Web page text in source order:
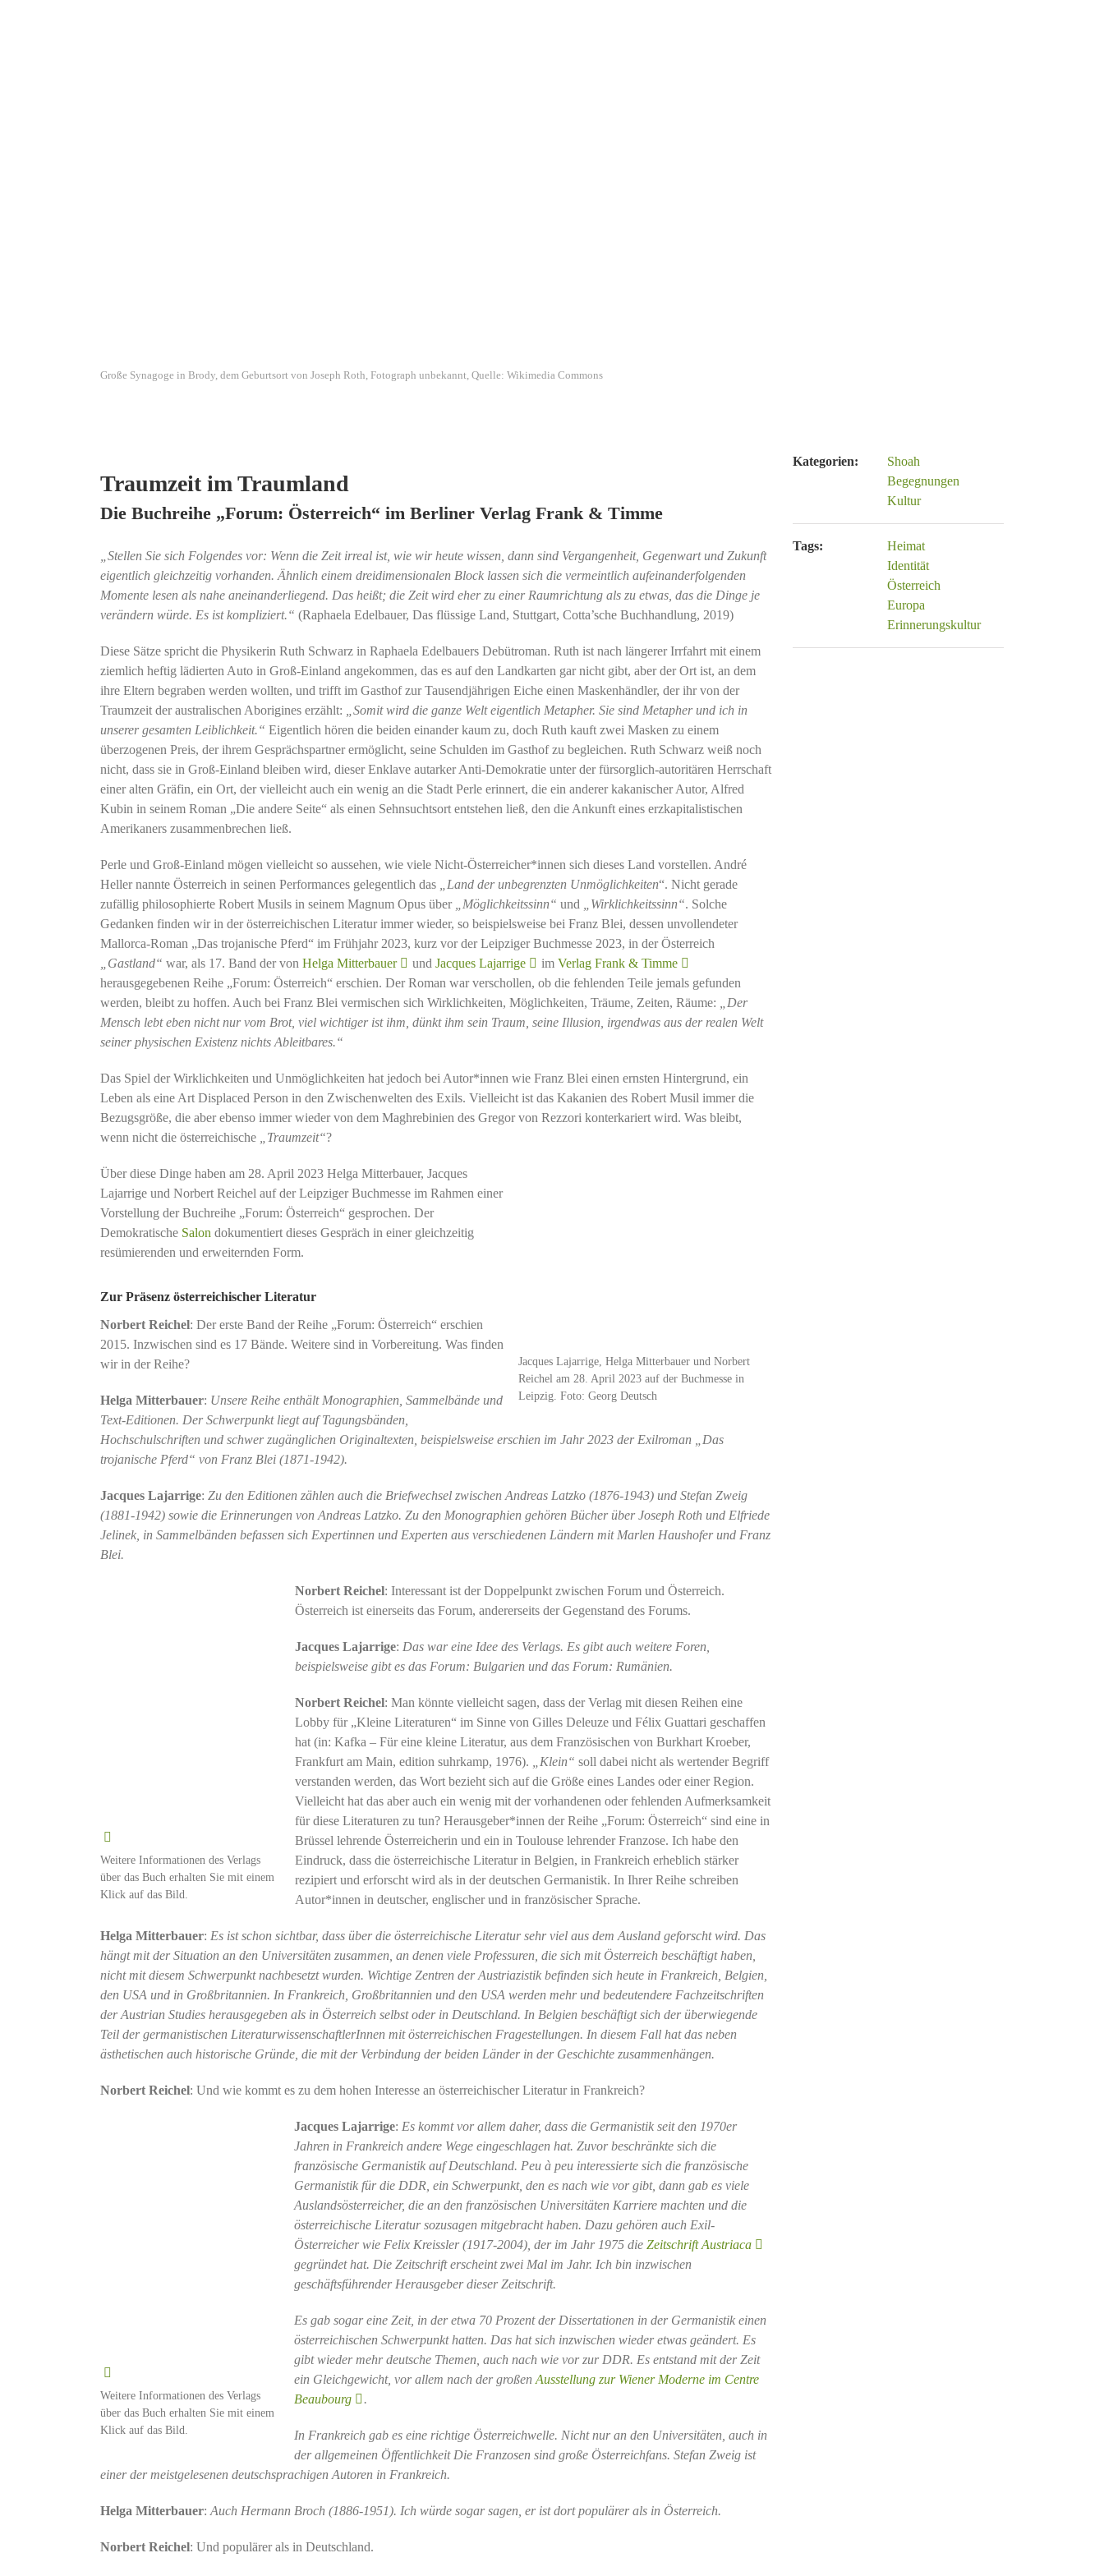
Große Synagoge in Brody, dem Geburtsort von Joseph Roth, Fotograph unbekannt, Quelle: Wikimedia Commons
Traumzeit im Traumland
Die Buchreihe „Forum: Österreich“ im Berliner Verlag Frank & Timme
„Stellen Sie sich Folgendes vor: Wenn die Zeit irreal ist, wie wir heute wissen, dann sind Vergangenheit, Gegenwart und Zukunft
eigentlich gleichzeitig vorhanden. Ähnlich einem dreidimensionalen Block lassen sich die vermeintlich aufeinanderfolgenden
Momente lesen als nahe aneinanderliegend. Das heißt; die Zeit wird eher zu einer Raumrichtung als zu etwas, das die Dinge je
verändern würde. Es ist kompliziert.“ (Raphaela Edelbauer, Das flüssige Land, Stuttgart, Cotta’sche Buchhandlung, 2019)
Diese Sätze spricht die Physikerin Ruth Schwarz in Raphaela Edelbauers Debütroman. Ruth ist nach längerer Irrfahrt mit einem
ziemlich heftig lädierten Auto in Groß-Einland angekommen, das es auf den Landkarten gar nicht gibt, aber der Ort ist, an dem
ihre Eltern begraben werden wollten, und trifft im Gasthof zur Tausendjährigen Eiche einen Maskenhändler, der ihr von der
Traumzeit der australischen Aborigines erzählt:
„Somit wird die ganze Welt eigentlich Metapher. Sie sind Metapher und ich in
unserer gesamten Leiblichkeit.“ Eigentlich hören die beiden einander kaum zu, doch Ruth kauft zwei Masken zu einem
überzogenen Preis, der ihrem Gesprächspartner ermöglicht, seine Schulden im Gasthof zu begleichen. Ruth Schwarz weiß noch
nicht, dass sie in Groß-Einland bleiben wird, dieser Enklave autarker Anti-Demokratie unter der fürsorglich-autoritären Herrschaft
einer alten Gräfin, ein Ort, der vielleicht auch ein wenig an die Stadt Perle erinnert, die ein anderer kakanischer Autor, Alfred
Kubin in seinem Roman „Die andere Seite“ als einen Sehnsuchtsort entstehen ließ, den die Ankunft eines erzkapitalistischen
Amerikaners zusammenbrechen ließ.
Perle und Groß-Einland mögen vielleicht so aussehen, wie viele Nicht-Österreicher*innen sich dieses Land vorstellen. André
Heller nannte Österreich in seinen Performances gelegentlich das
„Land der unbegrenzten Unmöglichkeiten“. Nicht gerade
zufällig philosophierte Robert Musils in seinem Magnum Opus über
„Möglichkeitssinn“ und „Wirklichkeitssinn“. Solche
Gedanken finden wir in der österreichischen Literatur immer wieder, so beispielsweise bei Franz Blei, dessen unvollendeter
Mallorca-Roman „Das trojanische Pferd“ im Frühjahr 2023, kurz vor der Leipziger Buchmesse 2023, in der Österreich
„Gastland“ war, als 17. Band der von Helga Mitterbauer und Jacques Lajarrige im Verlag Frank & Timme
herausgegebenen Reihe „Forum: Österreich“ erschien. Der Roman war verschollen, ob die fehlenden Teile jemals gefunden
werden, bleibt zu hoffen. Auch bei Franz Blei vermischen sich Wirklichkeiten, Möglichkeiten, Träume, Zeiten, Räume:
„Der
Mensch lebt eben nicht nur vom Brot, viel wichtiger ist ihm, dünkt ihm sein Traum, seine Illusion, irgendwas aus der realen Welt
seiner physischen Existenz nichts Ableitbares.“
Das Spiel der Wirklichkeiten und Unmöglichkeiten hat jedoch bei Autor*innen wie Franz Blei einen ernsten Hintergrund, ein
Leben als eine Art Displaced Person in den Zwischenwelten des Exils. Vielleicht ist das Kakanien des Robert Musil immer die
Bezugsgröße, die aber ebenso immer wieder von dem Maghrebinien des Gregor von Rezzori konterkariert wird. Was bleibt,
wenn nicht die österreichische
„Traumzeit“?
Jacques Lajarrige, Helga Mitterbauer und Norbert
Reichel am 28. April 2023 auf der Buchmesse in
Leipzig. Foto: Georg Deutsch
Über diese Dinge haben am 28. April 2023 Helga Mitterbauer, Jacques
Lajarrige und Norbert Reichel auf der Leipziger Buchmesse im Rahmen einer
Vorstellung der Buchreihe „Forum: Österreich“ gesprochen. Der
Demokratische Salon dokumentiert dieses Gespräch in einer gleichzeitig
resümierenden und erweiternden Form.
Zur Präsenz österreichischer Literatur
Norbert Reichel: Der erste Band der Reihe „Forum: Österreich“ erschien
2015. Inzwischen sind es 17 Bände. Weitere sind in Vorbereitung. Was finden
wir in der Reihe?
Helga Mitterbauer: Unsere Reihe enthält Monographien, Sammelbände und
Text-Editionen. Der Schwerpunkt liegt auf Tagungsbänden,
Hochschulschriften und schwer zugänglichen Originaltexten, beispielsweise erschien im Jahr 2023 der Exilroman „Das
trojanische Pferd“ von Franz Blei (1871-1942).
Jacques Lajarrige: Zu den Editionen zählen auch die Briefwechsel zwischen Andreas Latzko (1876-1943) und Stefan Zweig
(1881-1942) sowie die Erinnerungen von Andreas Latzko. Zu den Monographien gehören Bücher über Joseph Roth und Elfriede
Jelinek, in Sammelbänden befassen sich Expertinnen und Experten aus verschiedenen Ländern mit Marlen Haushofer und Franz
Blei.
Weitere Informationen des Verlags
über das Buch erhalten Sie mit einem
Klick auf das Bild.
Norbert Reichel: Interessant ist der Doppelpunkt zwischen Forum und Österreich.
Österreich ist einerseits das Forum, andererseits der Gegenstand des Forums.
Jacques Lajarrige: Das war eine Idee des Verlags. Es gibt auch weitere Foren,
beispielsweise gibt es das Forum: Bulgarien und das Forum: Rumänien.
Norbert Reichel: Man könnte vielleicht sagen, dass der Verlag mit diesen Reihen eine
Lobby für „Kleine Literaturen“ im Sinne von Gilles Deleuze und Félix Guattari geschaffen
hat (in: Kafka – Für eine kleine Literatur, aus dem Französischen von Burkhart Kroeber,
Frankfurt am Main, edition suhrkamp, 1976).
„Klein“ soll dabei nicht als wertender Begriff
verstanden werden, das Wort bezieht sich auf die Größe eines Landes oder einer Region.
Vielleicht hat das aber auch ein wenig mit der vorhandenen oder fehlenden Aufmerksamkeit
für diese Literaturen zu tun? Herausgeber*innen der Reihe „Forum: Österreich“ sind eine in
Brüssel lehrende Österreicherin und ein in Toulouse lehrender Franzose. Ich habe den
Eindruck, dass die österreichische Literatur in Belgien, in Frankreich erheblich stärker
rezipiert und erforscht wird als in der deutschen Germanistik. In Ihrer Reihe schreiben
Autor*innen in deutscher, englischer und in französischer Sprache.
Helga Mitterbauer: Es ist schon sichtbar, dass über die österreichische Literatur sehr viel aus dem Ausland geforscht wird. Das
hängt mit der Situation an den Universitäten zusammen, an denen viele Professuren, die sich mit Österreich beschäftigt haben,
nicht mit diesem Schwerpunkt nachbesetzt wurden. Wichtige Zentren der Austriazistik befinden sich heute in Frankreich, Belgien,
den USA und in Großbritannien. In Frankreich, Großbritannien und den USA werden mehr und bedeutendere Fachzeitschriften
der Austrian Studies herausgegeben als in Österreich selbst oder in Deutschland. In Belgien beschäftigt sich der überwiegende
Teil der germanistischen LiteraturwissenschaftlerInnen mit österreichischen Fragestellungen. In diesem Fall hat das neben
ästhetischen auch historische Gründe, die mit der Verbindung der beiden Länder in der Geschichte zusammenhängen.
Norbert Reichel: Und wie kommt es zu dem hohen Interesse an österreichischer Literatur in Frankreich?
Weitere Informationen des Verlags
über das Buch erhalten Sie mit einem
Klick auf das Bild.
Jacques Lajarrige: Es kommt vor allem daher, dass die Germanistik seit den 1970er
Jahren in Frankreich andere Wege eingeschlagen hat. Zuvor beschränkte sich die
französische Germanistik auf Deutschland. Peu à peu interessierte sich die französische
Germanistik für die DDR, ein Schwerpunkt, den es nach wie vor gibt, dann gab es viele
Auslandsösterreicher, die an den französischen Universitäten Karriere machten und die
österreichische Literatur sozusagen mitgebracht haben. Dazu gehören auch Exil-
Österreicher wie Felix Kreissler (1917-2004), der im Jahr 1975 die Zeitschrift Austriaca
gegründet hat. Die Zeitschrift erscheint zwei Mal im Jahr. Ich bin inzwischen
geschäftsführender Herausgeber dieser Zeitschrift.
Es gab sogar eine Zeit, in der etwa 70 Prozent der Dissertationen in der Germanistik einen
österreichischen Schwerpunkt hatten. Das hat sich inzwischen wieder etwas geändert. Es
gibt wieder mehr deutsche Themen, auch nach wie vor zur DDR. Es entstand mit der Zeit
ein Gleichgewicht, vor allem nach der großen Ausstellung zur Wiener Moderne im Centre
Beaubourg
.
In Frankreich gab es eine richtige Österreichwelle. Nicht nur an den Universitäten, auch in
der allgemeinen Öffentlichkeit Die Franzosen sind große Österreichfans. Stefan Zweig ist
einer der meistgelesenen deutschsprachigen Autoren in Frankreich.
Helga Mitterbauer: Auch Hermann Broch (1886-1951). Ich würde sogar sagen, er ist dort populärer als in Österreich.
Norbert Reichel: Und populärer als in Deutschland.
Kategorien:
Shoah
Begegnungen
Kultur
Tags:
Heimat
Identität
Österreich
Europa
Erinnerungskultur